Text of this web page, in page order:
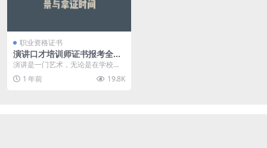
职业资格证书
演讲口才培训师证书报考全攻
略：如何报考、条件、前景与
演讲是一门艺术，无论是在学校，
还是在职场上，拥有良好的演讲口
才可以帮助你迅速脱颖...
1 年前 19.8K